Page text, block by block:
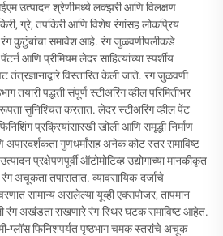
उत्पादन श्रेणीमध्ये लक्झरी आणि विलक्षण
ग्रे, तपकिरी आणि विशेष रंगांसह लोकप्रिय
रंग कुटुंबांचा समावेश आहे. रंग जुळवणीपलीकडे
आणि प्रीमियम लेदर साहित्यांच्या स्पर्शीय
तंत्रज्ञानाद्वारे विस्तारित केली जाते. रंग जुळवणी
तयारी पद्धती संपूर्ण स्टीअरिंग व्हील परिमितीभर
सुनिश्चित करतात. लेदर स्टीअरिंग व्हील पेंट
प्रक्रियांसारखी खोली आणि समृद्धी निर्माण
अपारदर्शकता गुणधर्मांसह अनेक कोट स्तर समाविष्ट
प्रक्षेपणपूर्वी ऑटोमोटिव्ह उद्योगाच्या मानकीकृत
अचूकता तपासतात. व्यावसायिक-दर्जाचे
सामान्य असलेल्या यूव्ही एक्सपोजर, तापमान
रंग अखंडता राखणारे रंग-स्थिर घटक समाविष्ट आहेत.
ग्लॉस फिनिशपर्यंत पृष्ठभाग चमक स्तरांचे अचूक